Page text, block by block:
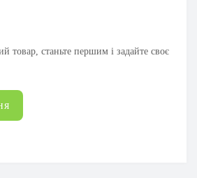
товар, станьте першим і задайте своє